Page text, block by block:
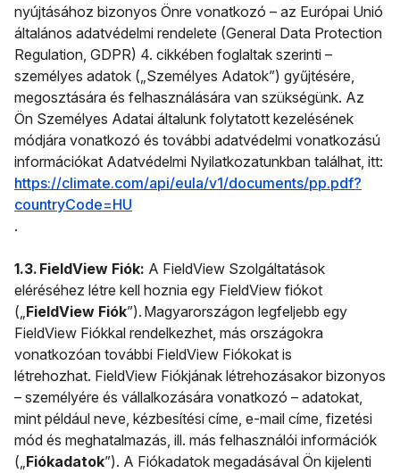
nyújtásához bizonyos Önre vonatkozó – az Európai Unió
általános adatvédelmi rendelete (General Data Protection
Regulation, GDPR) 4. cikkében foglaltak szerinti –
személyes adatok („Személyes Adatok”) gyűjtésére,
megosztására és felhasználására van szükségünk. Az
Ön Személyes Adatai általunk folytatott kezelésének
módjára vonatkozó és további adatvédelmi vonatkozású
információkat Adatvédelmi Nyilatkozatunkban találhat, itt:
https://climate.com/api/eula/v1/documents/pp.pdf?
countryCode=HU
.
1.3. FieldView Fiók: A FieldView Szolgáltatások
eléréséhez létre kell hoznia egy FieldView fiókot
(„FieldView Fiók”). Magyarországon legfeljebb egy
FieldView Fiókkal rendelkezhet, más országokra
vonatkozóan további FieldView Fiókokat is
létrehozhat. FieldView Fiókjának létrehozásakor bizonyos
– személyére és vállalkozására vonatkozó – adatokat,
mint például neve, kézbesítési címe, e-mail címe, fizetési
mód és meghatalmazás, ill. más felhasználói információk
(„Fiókadatok”). A Fiókadatok megadásával Ön kijelenti